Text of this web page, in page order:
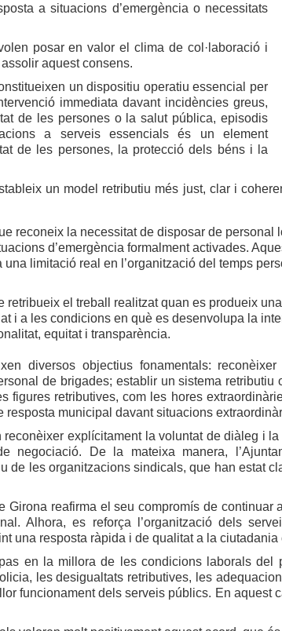
a situacions d’emergència o necessitats
posar en valor el clima de col·laboració i
aquest consens.
un dispositiu operatiu essencial per
immediata davant incidències greus,
de les persones o la salut pública, episodis
a serveis essencials és un element
de les persones, la protecció dels béns i la
un model retributiu més just, clar i
reconeix la necessitat de disposar de personal
d’emergència formalment activades.
limitació real en l’organització del temps
retribueix el treball realitzat quan es produeix
i a les condicions en què es desenvolupa la
equitat i transparència.
diversos objectius fonamentals:
de brigades; establir un sistema retributiu
figures retributives, com les hores
resposta municipal davant situacions
explícitament la voluntat de diàleg i
negociació. De la mateixa manera,
de les organitzacions sindicals, que han estat
Girona reafirma el seu compromís de
Alhora, es reforça l’organització dels
una resposta ràpida i de qualitat a la
en la millora de les condicions laborals del
les desigualtats retributives, les
funcionament dels serveis públics. En aquest